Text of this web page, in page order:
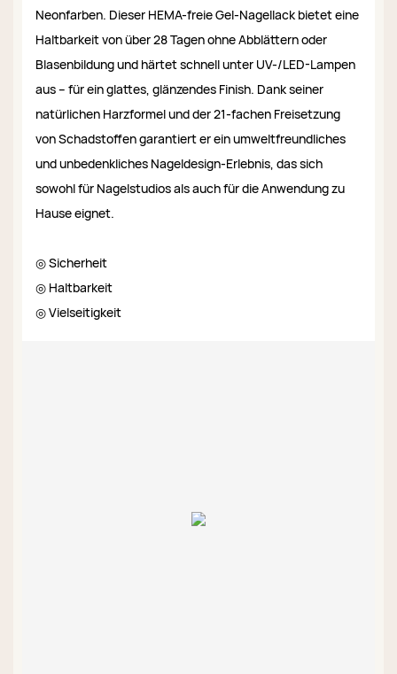
Neonfarben. Dieser HEMA-freie Gel-Nagellack bietet eine
Haltbarkeit von über 28 Tagen ohne Abblättern oder
Blasenbildung und härtet schnell unter UV-/LED-Lampen
aus – für ein glattes, glänzendes Finish. Dank seiner
natürlichen Harzformel und der 21-fachen Freisetzung
von Schadstoffen garantiert er ein umweltfreundliches
und unbedenkliches Nageldesign-Erlebnis, das sich
sowohl für Nagelstudios als auch für die Anwendung zu
Hause eignet.
◎ Sicherheit
◎ Haltbarkeit
◎ Vielseitigkeit